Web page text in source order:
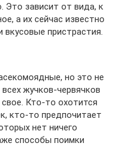
Это зависит от вида, к
а их сейчас известно
пристрастия.
но это не
жучков-червячков
Кто-то охотится
кто-то предпочитает
нет ничего
способы поимки